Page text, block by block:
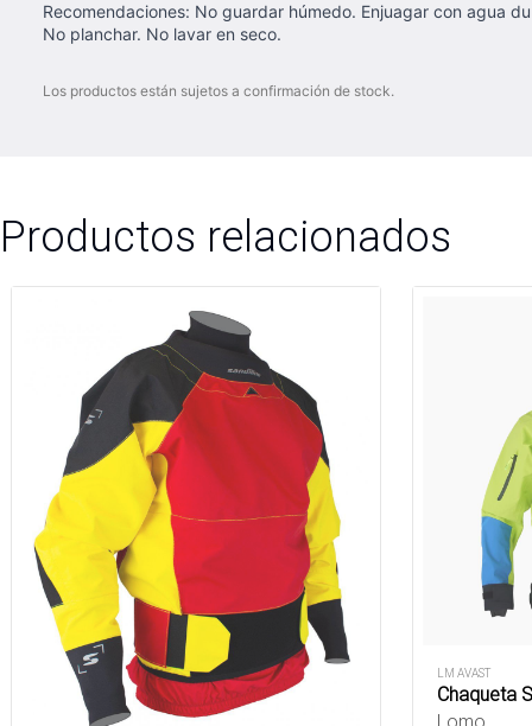
Recomendaciones: No guardar húmedo. Enjuagar con agua
No planchar. No lavar en seco.
Los productos están sujetos a confirmación de stock.
Productos relacionados
LM AVAST
Chaqueta
Lomo